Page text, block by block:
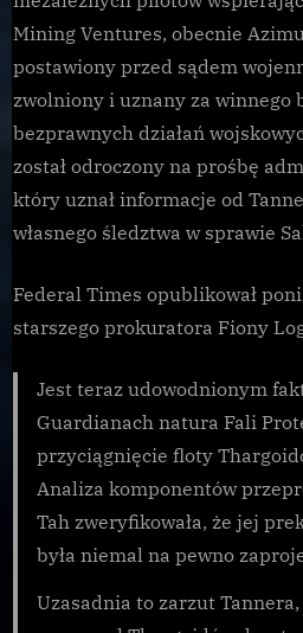
Mining Ventures, obecnie
postawiony przed sądem
zwolniony i uznany za winnego
bezprawnych działań
został odroczony na prośbę
który uznał informacje od
własnego śledztwa w sprawie
Federal Times opublikował
starszego prokuratora Fiony
Jest teraz udowodnionym
Guardianach natura Fali
przyciągnięcie floty
Analiza komponentów
Tah zweryfikowała, że jej
była niemal na pewno
Uzasadnia to zarzut